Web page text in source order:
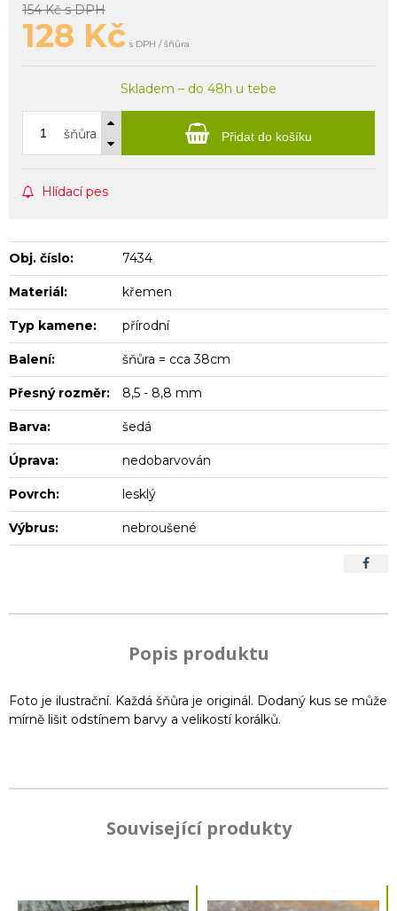
154 Kčs DPH
128 Kč s DPH / šňůra
Skladem – do 48h u tebe
šňůra Přidat do košíku
Hlídací pes
Obj. číslo: 7434
Materiál: křemen
Typ kamene: přírodní
Balení: šňůra = cca 38cm
Přesný rozměr: 8,5 - 8,8 mm
Barva: šedá
Úprava: nedobarvován
Povrch: lesklý
Výbrus: nebroušené
Popis produktu
Foto je ilustrační. Každá šňůra je originál. Dodaný kus se může
mírně lišit odstínem barvy a velikostí korálků.
Související produkty